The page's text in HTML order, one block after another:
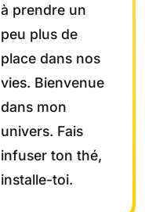
à prendre un
peu plus de
place dans nos
vies. Bienvenue
dans mon
univers. Fais
infuser ton thé,
installe-toi.